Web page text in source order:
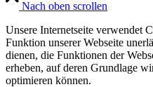
Nach oben scrollen
Unsere Internetseite verwendet
Funktion unserer Webseite
dienen, die Funktionen der
erheben, auf deren Grundlage
optimieren können.